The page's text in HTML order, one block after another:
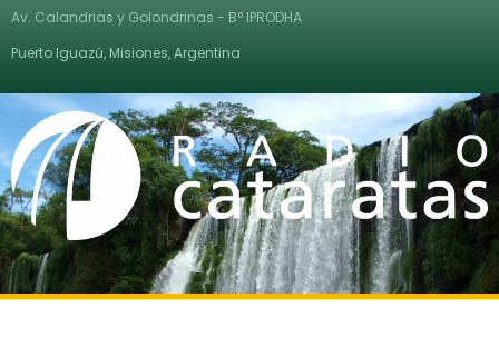
Av. Calandrias y Golondrinas - B° IPRODHA
Puerto Iguazú, Misiones, Argentina